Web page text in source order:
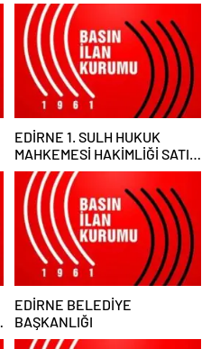
EDİRNE 1. SULH HUKUK
MAHKEMESİ HAKİMLİĞİ SATIŞ
MEMURLUĞU
EDİRNE BELEDİYE
BAŞKANLIĞI